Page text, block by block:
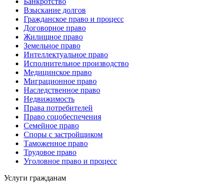
Взыскание долгов
Гражданское право и процесс
Договорное право
Жилищное право
Земельное право
Интеллектуальное право
Исполнительное производство
Медицинское право
Миграционное право
Наследственное право
Недвижимость
Права потребителей
Право соцобеспечения
Семейное право
Споры с застройщиком
Таможенное право
Трудовое право
Уголовное право и процесс
Услуги гражданам